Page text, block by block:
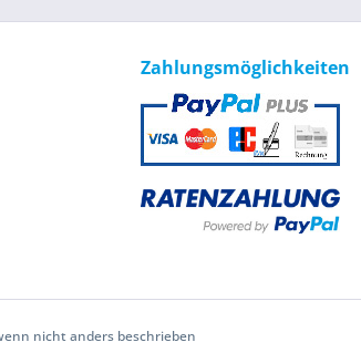
Zahlungsmöglichkeiten
nicht anders beschrieben